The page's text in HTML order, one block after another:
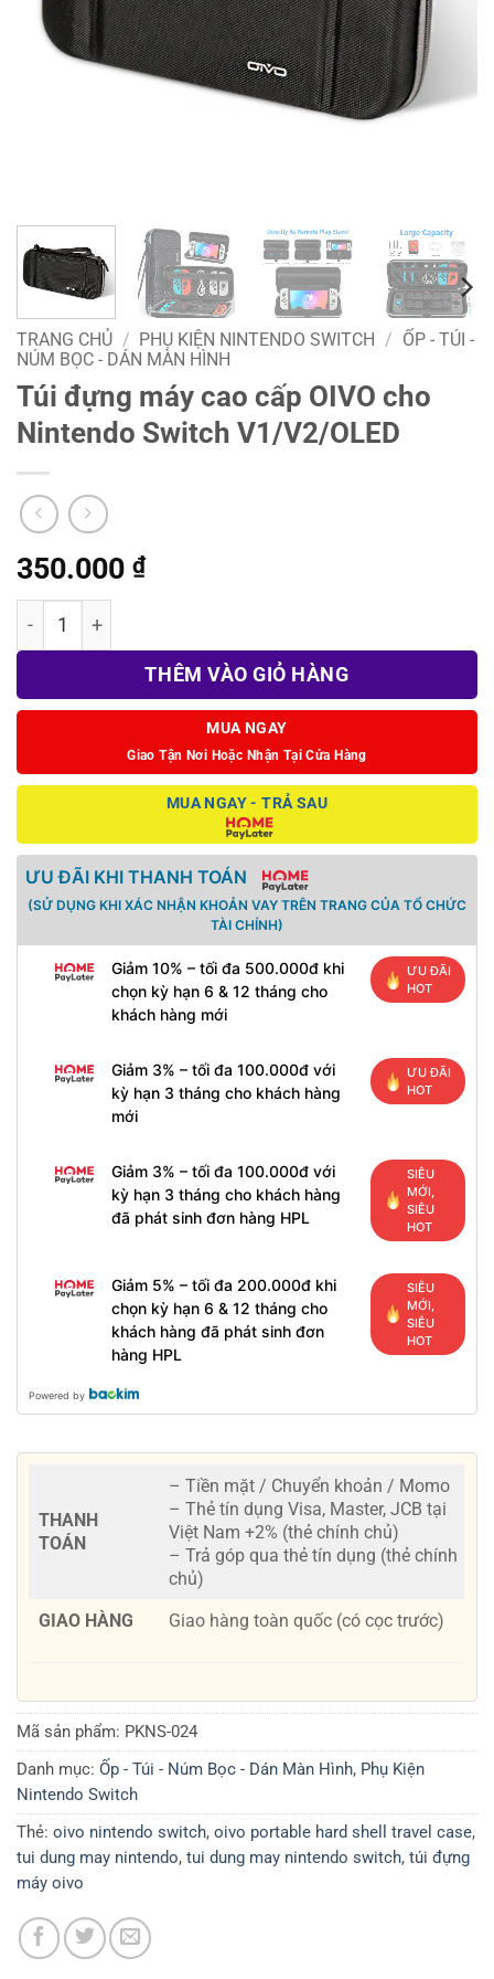
TRANG CHỦ / PHỤ KIỆN NINTENDO SWITCH /
ỐP - TÚI -
NÚM BỌC - DÁN MÀN HÌNH
Túi đựng máy cao cấp OIVO cho
Nintendo Switch V1/V2/OLED
350.000 ₫
Túi đựng máy cao cấp OIVO cho Nintendo Switch V1/V2/
THÊM VÀO GIỎ HÀNG
MUA NGAY
Giao Tận Nơi Hoặc Nhận Tại Cửa Hàng
MUA NGAY - TRẢ SAU
ƯU ĐÃI KHI THANH TOÁN
(SỬ DỤNG KHI XÁC NHẬN KHOẢN VAY TRÊN TRANG CỦA TỔ CHỨC
TÀI CHÍNH)
Giảm 10% – tối đa 500.000đ khi
chọn kỳ hạn 6 & 12 tháng cho
khách hàng mới
ƯU ĐÃI
HOT
Giảm 3% – tối đa 100.000đ với
kỳ hạn 3 tháng cho khách hàng
mới
ƯU ĐÃI
HOT
Giảm 3% – tối đa 100.000đ với
kỳ hạn 3 tháng cho khách hàng
đã phát sinh đơn hàng HPL
SIÊU
MỚI,
SIÊU
HOT
Giảm 5% – tối đa 200.000đ khi
chọn kỳ hạn 6 & 12 tháng cho
khách hàng đã phát sinh đơn
hàng HPL
SIÊU
MỚI,
SIÊU
HOT
Powered by
THANH
TOÁN
– Tiền mặt / Chuyển khoản / Momo
– Thẻ tín dụng Visa, Master, JCB tại
Việt Nam +2% (thẻ chính chủ)
– Trả góp qua thẻ tín dụng (thẻ chính
chủ)
GIAO HÀNG
Giao hàng toàn quốc (có cọc trước)
Mã sản phẩm: PKNS-024
Danh mục: Ốp - Túi - Núm Bọc - Dán Màn Hình, Phụ Kiện
Nintendo Switch
Thẻ: oivo nintendo switch, oivo portable hard shell travel case,
tui dung may nintendo, tui dung may nintendo switch, túi đựng
máy oivo